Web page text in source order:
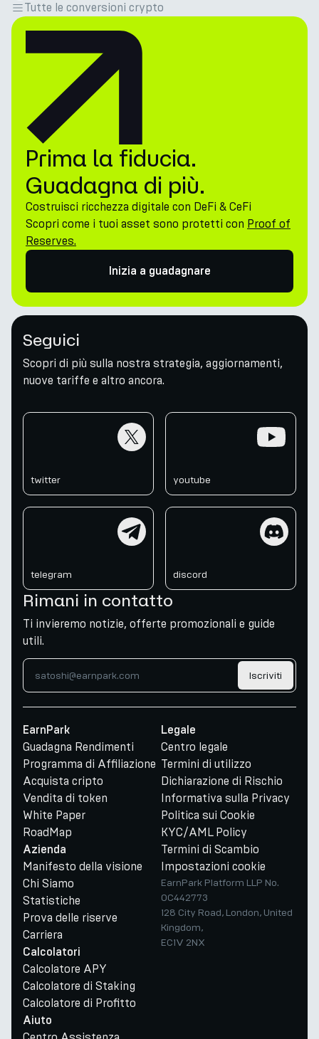
Tutte le conversioni crypto
Prima la fiducia.
Guadagna di più.
Costruisci ricchezza digitale con DeFi & CeFi
Scopri come i tuoi asset sono protetti con Proof of
Reserves.
Inizia a guadagnare
Seguici
Scopri di più sulla nostra strategia, aggiornamenti,
nuove tariffe e altro ancora.
twitter youtube
telegram discord
Rimani in contatto
Ti invieremo notizie, offerte promozionali e guide
utili.
Iscriviti
EarnPark
Guadagna Rendimenti
Programma di Affiliazione
Acquista cripto
Vendita di token
White Paper
RoadMap
Azienda
Manifesto della visione
Chi Siamo
Statistiche
Prova delle riserve
Carriera
Calcolatori
Calcolatore APY
Calcolatore di Staking
Calcolatore di Profitto
Aiuto
Legale
Centro legale
Termini di utilizzo
Dichiarazione di Rischio
Informativa sulla Privacy
Politica sui Cookie
KYC/AML Policy
Termini di Scambio
Impostazioni cookie
EarnPark Platform LLP No.
OC442773
128 City Road, London, United
Kingdom,
EC1V 2NX